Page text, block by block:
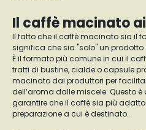
Il caffè macinato
Il fatto che il caffè macinato sia il
significa che sia "solo" un
È il formato più comune in cui il
tratti di bustine, cialde o capsule
macinato dai produttori per
dell’aroma dalle miscele. Questo
garantire che il caffè sia più
preparazione a cui è destinato.